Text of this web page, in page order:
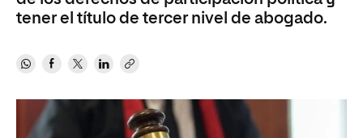
tener el título de tercer nivel de abogado.